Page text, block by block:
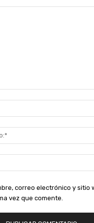
correo electrónico y sitio
vez que comente.